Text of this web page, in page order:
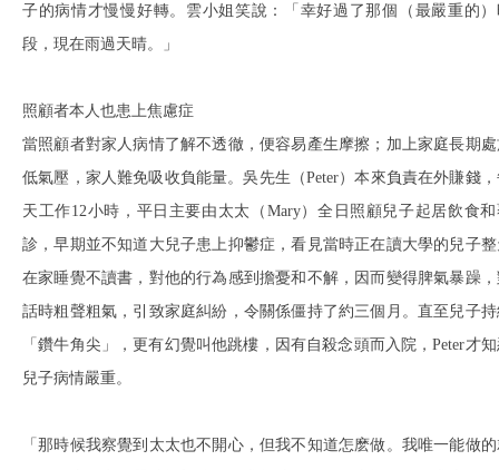
子的病情才慢慢好轉。雲小姐笑說：「幸好過了那個（最嚴重的）
段，現在雨過天晴。」
照顧者本人也患上焦慮症
當照顧者對家人病情了解不透徹，便容易產生摩擦；加上家庭長期
低氣壓，家人難免吸收負能量。吳先生（Peter）本來負責在外賺錢
天工作12小時，平日主要由太太（Mary）全日照顧兒子起居飲食和
診，早期並不知道大兒子患上抑鬱症，看見當時正在讀大學的兒子
在家睡覺不讀書，對他的行為感到擔憂和不解，因而變得脾氣暴躁
話時粗聲粗氣，引致家庭糾紛，令關係僵持了約三個月。直至兒子
「鑽牛角尖」，更有幻覺叫他跳樓，因有自殺念頭而入院，Peter才
兒子病情嚴重。
「那時候我察覺到太太也不開心，但我不知道怎麽做。我唯一能做